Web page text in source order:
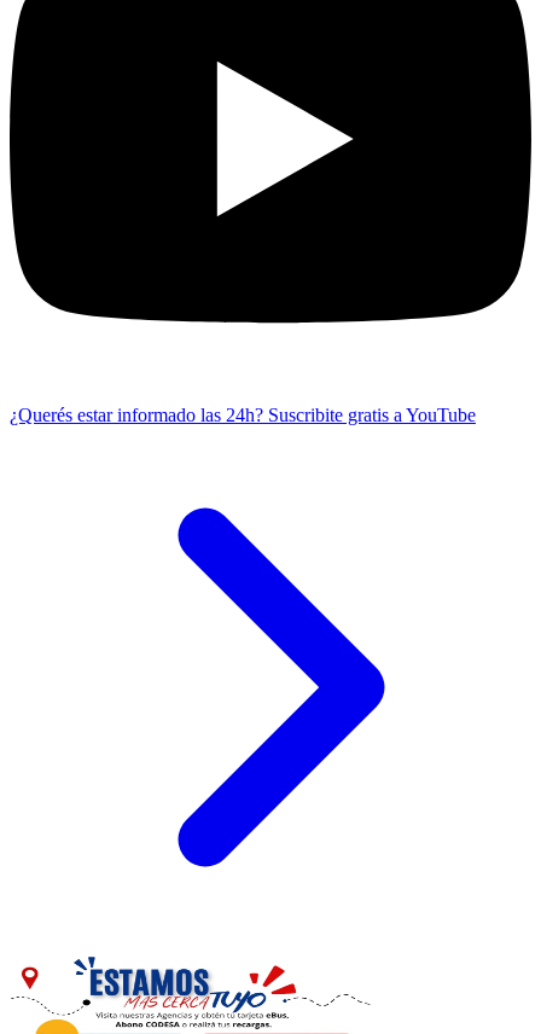
¿Querés estar informado las 24h? Suscribite gratis a YouTube